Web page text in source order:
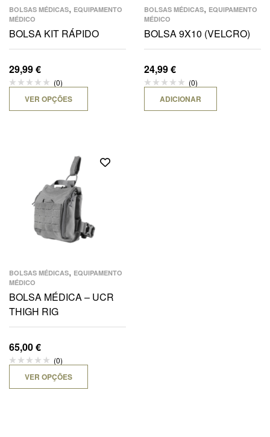
BOLSAS MÉDICAS, EQUIPAMENTO
MÉDICO
BOLSA KIT RÁPIDO
29,99€
(0)
VER OPÇÕES
BOLSAS MÉDICAS, EQUIPAMENTO
MÉDICO
BOLSA 9X10 (VELCRO)
24,99€
(0)
ADICIONAR
BOLSAS MÉDICAS, EQUIPAMENTO
MÉDICO
BOLSA MÉDICA – UCR
THIGH RIG
65,00€
(0)
VER OPÇÕES